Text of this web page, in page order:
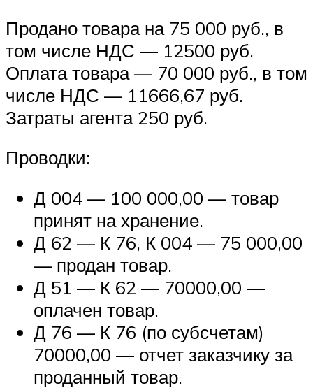
Продано товара на 75 000 руб., в
том числе НДС — 12500 руб.
Оплата товара — 70 000 руб., в том
числе НДС — 11666,67 руб.
Затраты агента 250 руб.
Проводки:
Д 004 — 100 000,00 — товар
принят на хранение.
Д 62 — К 76, К 004 — 75 000,00
— продан товар.
Д 51 — К 62 — 70000,00 —
оплачен товар.
Д 76 — К 76 (по субсчетам)
70000,00 — отчет заказчику за
проданный товар.